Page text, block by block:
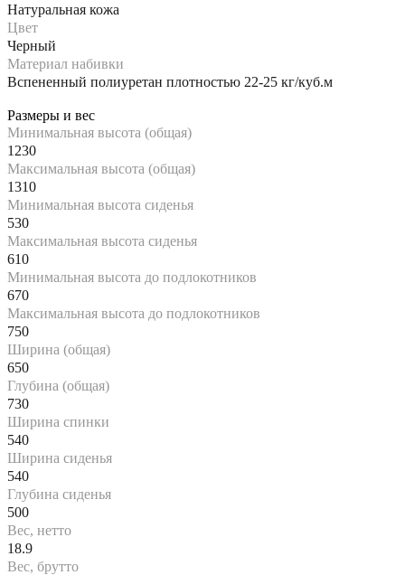
Натуральная кожа
Цвет
Черный
Материал набивки
Вспененный полиуретан плотностью 22-25 кг/куб.м
Размеры и вес
Минимальная высота (общая)
1230
Максимальная высота (общая)
1310
Минимальная высота сиденья
530
Максимальная высота сиденья
610
Минимальная высота до подлокотников
670
Максимальная высота до подлокотников
750
Ширина (общая)
650
Глубина (общая)
730
Ширина спинки
540
Ширина сиденья
540
Глубина сиденья
500
Вес, нетто
18.9
Вес, брутто